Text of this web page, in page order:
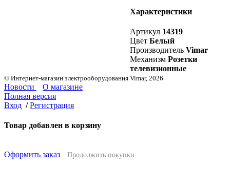
Характеристики
Артикул 14319
Цвет Белый
Производитель Vimar
Механизм Розетки
телевизионные
© Интернет-магазин электрооборудования Vimar, 2026
Новости
О магазине
Полная версия
Вход / Регистрация
Товар добавлен в корзину
Оформить заказ Продолжить покупки